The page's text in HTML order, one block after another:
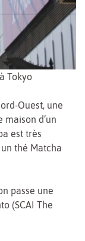
Tokyo
Ouest, une
d’un
est très
thé Matcha
passe une
(SCAI The